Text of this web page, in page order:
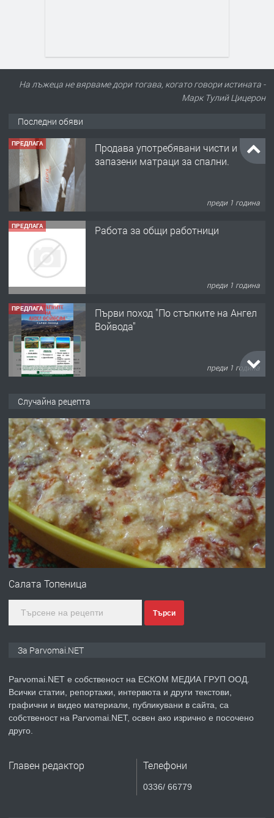
На лъжеца не вярваме дори тогава, когато говори истината -
Марк Тулий Цицерон
Последни обяви
ПРЕДЛАГА
Продава употребявани чисти и
запазени матраци за спални.
преди 1 година
ПРЕДЛАГА Работа за общи работници
преди 1 година
ПРЕДЛАГА
Първи поход "По стъпките на Ангел
Войвода"
преди 1 година
преди 1 година
ПРЕДЛАГА Уроци по Математика
преди 1 година
ПРЕДЛАГА
Продавам апартамент - гр.
преди 1 година
ПРЕДЛАГА
Търсим работник за работа в
Случайна рецепта
Салата Топеница
Търси
За Parvomai.NET
Parvomai.NET е собственост на ЕСКОМ МЕДИА ГРУП ООД.
Всички статии, репортажи, интервюта и други текстови,
графични и видео материали, публикувани в сайта, са
собственост на Parvomai.NET, освен ако изрично е посочено
друго.
Главен редактор Телефони
0336/ 66779